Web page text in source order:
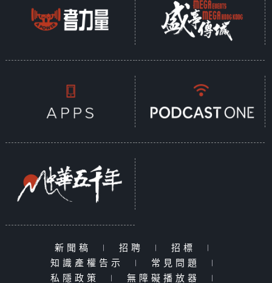
新聞稿 | 招聘 | 招標
|
知識產權告示
| 常見問題
|
私隱政策
| 無障礙播放器 |